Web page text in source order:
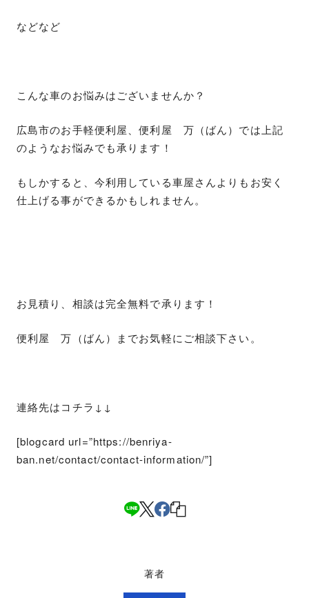
などなど
こんな車のお悩みはございませんか？
広島市のお手軽便利屋、便利屋 万（ばん）では上記
のようなお悩みでも承ります！
もしかすると、今利用している車屋さんよりもお安く
仕上げる事ができるかもしれません。
お見積り、相談は完全無料で承ります！
便利屋 万（ばん）までお気軽にご相談下さい。
連絡先はコチラ↓↓
[blogcard url=”https://benriya-
ban.net/contact/contact-information/”]
著者